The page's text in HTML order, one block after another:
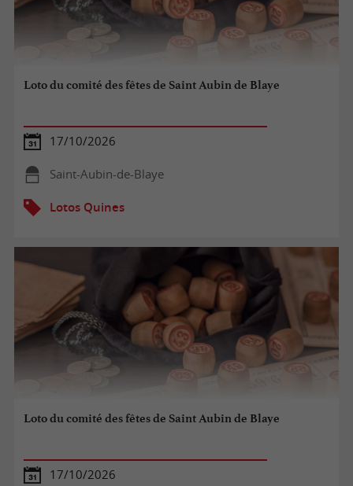
Loto du comité des fêtes de Saint Aubin de Blaye
17/10/2026
Saint-Aubin-de-Blaye
Lotos Quines
Loto du comité des fêtes de Saint Aubin de Blaye
17/10/2026